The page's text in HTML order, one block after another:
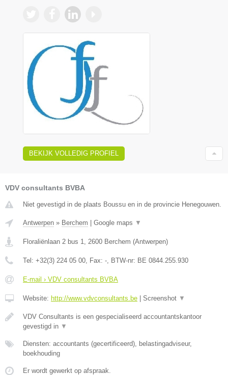
BEKIJK VOLLEDIG PROFIEL
VDV consultants BVBA
Niet gevestigd in de plaats Boussu en in de provincie Henegouwen.
Antwerpen » Berchem Google maps ▼
Floraliënlaan 2 bus 1 2600 Berchem (Antwerpen)
Tel: +32(3) 224 05 00 , Fax: - , BTW-nr: BE 0844.255.930
E-mail › VDV consultants BVBA
Website: http://www.vdvconsultants.be Screenshot ▼
VDV Consultants is een gespecialiseerd accountantskantoor
gevestigd in ▼
Diensten: accountants (gecertificeerd), belastingadviseur,
boekhouding
Er wordt gewerkt op afspraak.